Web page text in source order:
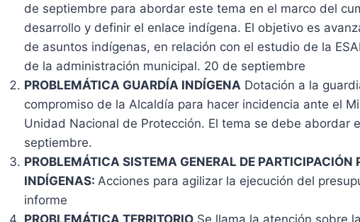
de septiembre para abordar este tema en el marco del
desarrollo y definir el enlace indígena. El objetivo es
de asuntos indígenas, en relación con el estudio de la
de la administración municipal. 20 de septiembre
PROBLEMÁTICA GUARDÍA INDÍGENA Dotación a la
compromiso de la Alcaldía para hacer incidencia ante el
Unidad Nacional de Protección. El tema se debe abordar
septiembre.
PROBLEMÁTICA SISTEMA GENERAL DE PARTICIPACIÓN
INDÍGENAS: Acciones para agilizar la ejecución del
informe
PROBLEMÁTICA TERRITORIO Se llama la atención sobre